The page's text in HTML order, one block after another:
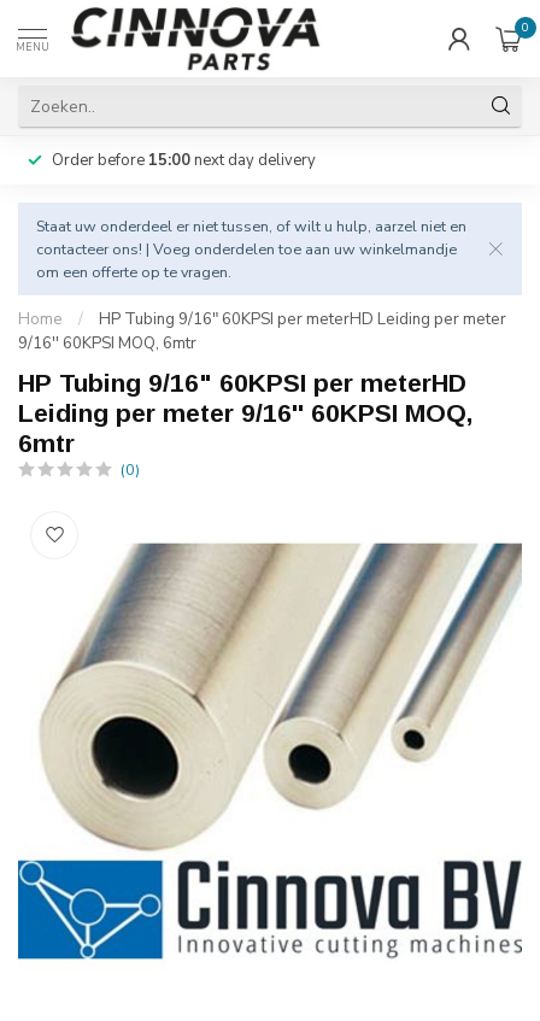
MENU
0
Order before 15:00next day delivery
Staat uw onderdeel er niet tussen, of wilt u hulp, aarzel niet en
contacteer ons! | Voeg onderdelen toe aan uw winkelmandje
om een offerte op te vragen.
Home /
HP Tubing 9/16" 60KPSI per meterHD Leiding per meter
9/16'' 60KPSI MOQ, 6mtr
HP Tubing 9/16" 60KPSI per meterHD
Leiding per meter 9/16'' 60KPSI MOQ,
6mtr
(0)